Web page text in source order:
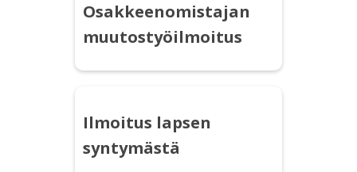
Osakkeenomistajan
muutostyöilmoitus
Ilmoitus lapsen
syntymästä